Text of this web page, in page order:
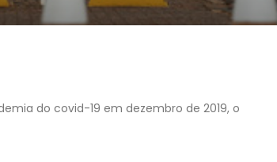
do covid-19 em dezembro de 2019, o